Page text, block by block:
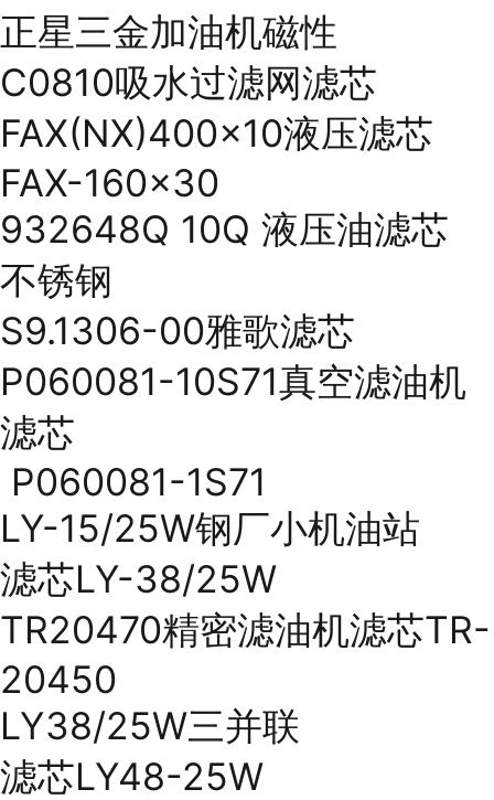
正星三金加油机磁性
C0810吸水过滤网滤芯
FAX(NX)400x10液压滤芯
FAX-160x30
932648Q 10Q 液压油滤芯
不锈钢
S9.1306-00雅歌滤芯
P060081-10S71真空滤油机
滤芯
P060081-1S71
LY-15/25W钢厂小机油站
滤芯LY-38/25W
TR20470精密滤油机滤芯TR-
20450
LY38/25W三并联
滤芯LY48-25W